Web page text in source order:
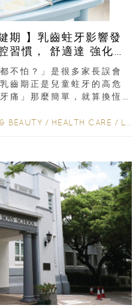
期 】乳齒蛀牙影響發
達 強化琺
不怕？」是很多家長誤會
齒期正是兒童蛀牙的高危
痛」那麼簡單，就算換恆
BEAUTY / HEALTH CARE / LIFESTYLE